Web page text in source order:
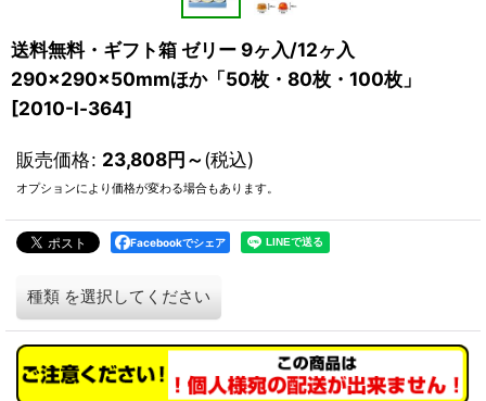
送料無料・ギフト箱 ゼリー 9ヶ入/12ヶ入
290×290×50mmほか「50枚・80枚・100枚」
[2010-l-364]
販売価格: 23,808円～(税込)
オプションにより価格が変わる場合もあります。
Facebookでシェア
種類 を選択してください